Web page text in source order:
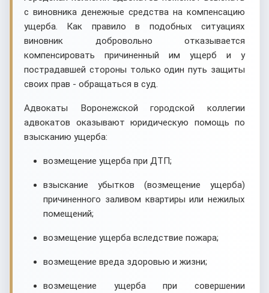
с виновника денежные средства на компенсацию
ущерба. Как правило в подобных ситуациях
виновник добровольно отказывается
компенсировать причиненный им ущерб и у
пострадавшей стороны только один путь защиты
своих прав - обращаться в суд.
Адвокаты Воронежской городской коллегии
адвокатов оказывают юридическую помощь по
взысканию ущерба:
возмещение ущерба при ДТП;
взыскание убытков (возмещение ущерба)
причиненного заливом квартиры или нежилых
помещений;
возмещение ущерба вследствие пожара;
возмещение вреда здоровью и жизни;
возмещение ущерба при совершении